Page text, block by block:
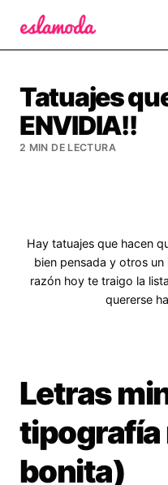
Tatuajes
ENVIDIA!!
2 MIN DE LECTURA
Hay tatuajes que hacen
bien pensada y otros
razón hoy te traigo la
quererse
Letras
tipografía
bonita)